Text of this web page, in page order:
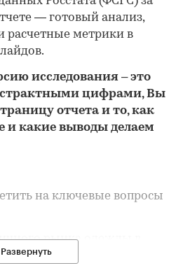
— готовый анализ,
метрики в
исследования – это
цифрами, Вы
аницу отчета и то,как
и какие выводы делаем
на ключевые вопросы
рынка одежды в
- Кузбассе, много это или
Развернуть